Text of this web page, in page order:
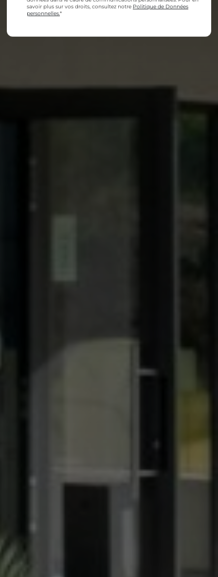
savoir plus sur vos droits, consultez notre Politique de Données
personnelles.*